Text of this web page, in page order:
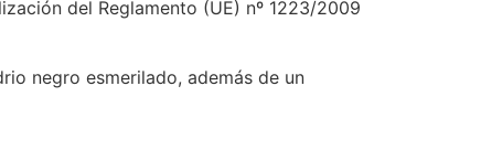
del Reglamento (UE) nº 1223/2009
negro esmerilado, además de un